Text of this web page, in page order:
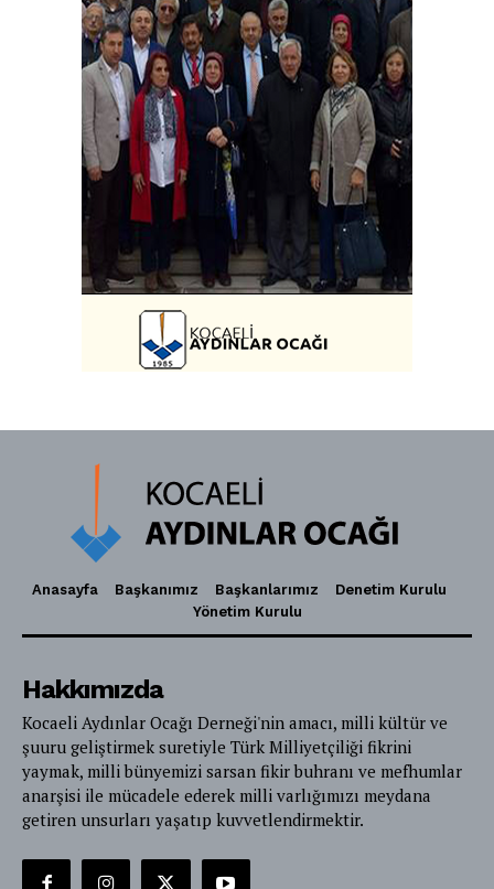
Anasayfa Başkanımız Başkanlarımız
Denetim Kurulu
Yönetim Kurulu
Hakkımızda
Kocaeli Aydınlar Ocağı Derneği'nin amacı, milli kültür ve
şuuru geliştirmek suretiyle Türk Milliyetçiliği fikrini
yaymak, milli bünyemizi sarsan fikir buhranı ve mefhumlar
anarşisi ile mücadele ederek milli varlığımızı meydana
getiren unsurları yaşatıp kuvvetlendirmektir.